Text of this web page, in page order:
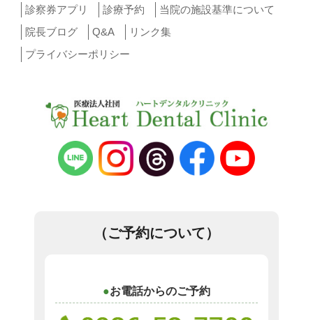
診察券アプリ
診療予約
当院の施設基準について
院長ブログ
Q&A
リンク集
プライバシーポリシー
（ご予約について）
お電話からのご予約